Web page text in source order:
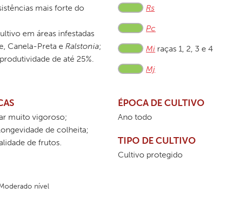
mais forte do
em áreas infestadas
Canela-Preta e Ralstonia;
de até 25%.
Rs
Pc
Mi raças 1, 2, 3 e 4
Mj
muito vigoroso;
de colheita;
de frutos.
ÉPOCA DE CULTIVO
Ano todo
TIPO DE CULTIVO
Cultivo protegido
nível